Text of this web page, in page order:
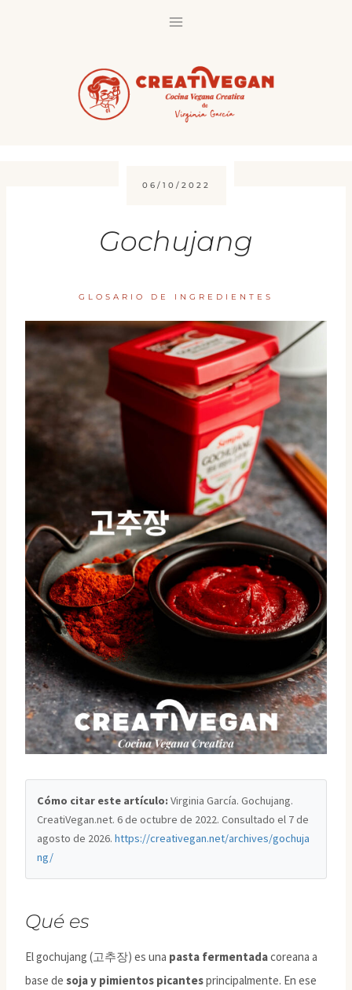
06/10/2022
Gochujang
GLOSARIO DE INGREDIENTES
Cómo citar este artículo: Virginia García. Gochujang.
CreatiVegan.net. 6 de octubre de 2022. Consultado el 7 de
agosto de 2026.https://creativegan.net/archives/gochuja
ng/
Qué es
El gochujang (고추장) es una pasta fermentadacoreana a
base de soja y pimientos picantesprincipalmente. En ese